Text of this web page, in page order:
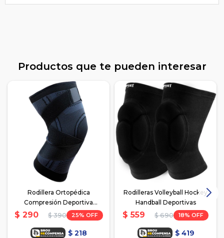
Productos que te pueden interesar
Rodillera Ortopédica
Compresión Deportiva
Refuerzo
$ 290 $ 390 25
$ 218
Rodilleras Volleyball Hockey
Handball Deportivas
$ 559 $ 690 18
$ 419